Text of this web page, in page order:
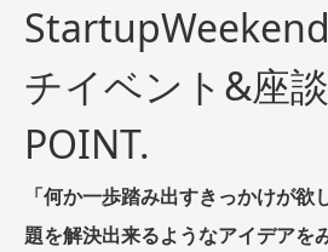
チイベント&座
POINT.
「何か一歩踏み出すきっかけが欲
題を解決出来るようなアイデアを